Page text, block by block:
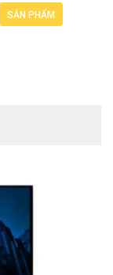
SẢN PHẨM